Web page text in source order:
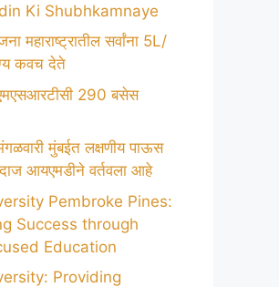
Ki Shubhkamnaye
महाराष्ट्रातील सर्वांना 5L/
कवच देते
290 बसेस
मुंबईत लक्षणीय पाऊस
आयएमडीने वर्तवला आहे
Pembroke Pines:
Success through
Education
Providing